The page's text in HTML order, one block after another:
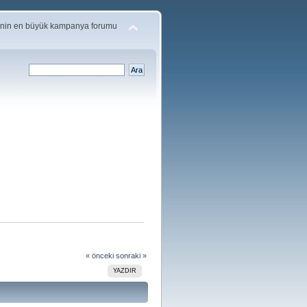
en büyük kampanya forumu
« önceki sonraki »
YAZDIR